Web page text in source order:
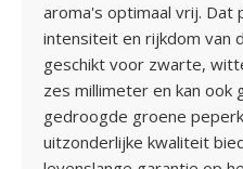
aroma's optimaal vrij.
intensiteit en rijkdom van
geschikt voor zwarte,
zes millimeter en kan
gedroogde groene
uitzonderlijke kwaliteit